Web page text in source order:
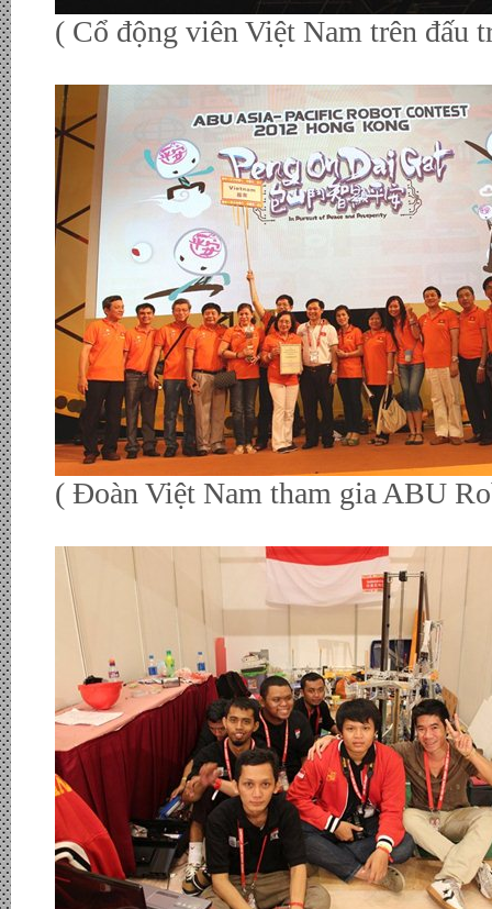
( Cổ động viên Việt Nam trên đấu
( Đoàn Việt Nam tham gia ABU